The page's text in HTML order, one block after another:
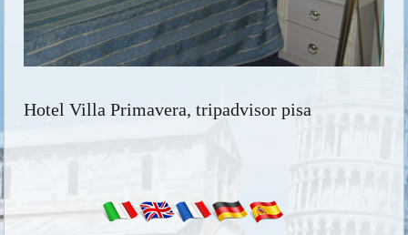
Hotel Villa Primavera, tripadvisor pisa